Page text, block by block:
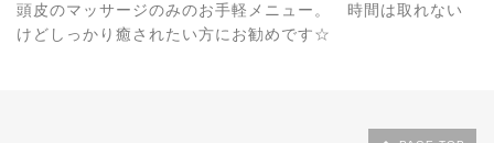
頭皮のマッサージのみのお手軽メニュー。 時間は取れない
けどしっかり癒されたい方にお勧めです☆